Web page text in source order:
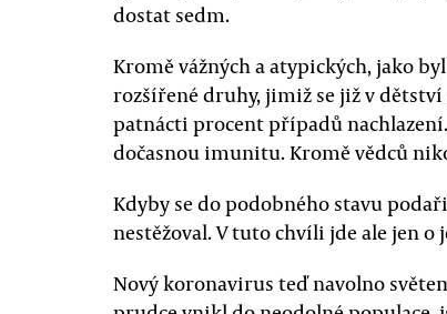
dostat sedm.
Kromě vážných a atypických, jako byl
rozšířené druhy, jimiž se již v
patnácti procent případů
dočasnou imunitu. Kromě vědců
Kdyby se do podobného stavu
nestěžoval. V tuto chvíli jde ale jen
Nový koronavirus teď navolno